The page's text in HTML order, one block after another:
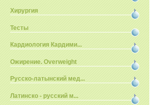
Хирургия
Тесты
Кардиология Кардими...
Ожирение. Overweight
Русско-латынский мед...
Латинско - русский м...